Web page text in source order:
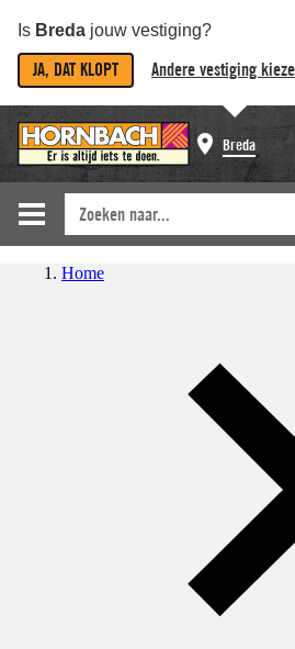
Is Breda jouw vestiging?
JA, DAT KLOPT Andere vestiging
Breda
Home